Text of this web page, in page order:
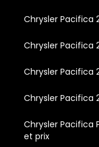
Chrysler Pacifica
Chrysler Pacifica
Chrysler Pacifica
Chrysler Pacifica
Chrysler Pacifica
et prix